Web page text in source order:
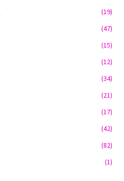
(19)
(47)
(15)
(12)
(34)
(21)
(17)
(42)
(82)
(1)